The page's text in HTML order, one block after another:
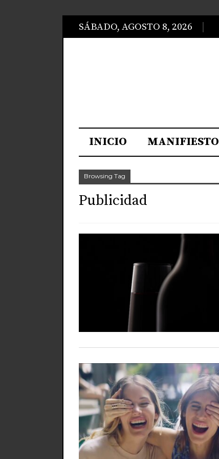
SÁBADO, AGOSTO 8, 2026
INICIO MANIFIESTO
Browsing Tag
Publicidad